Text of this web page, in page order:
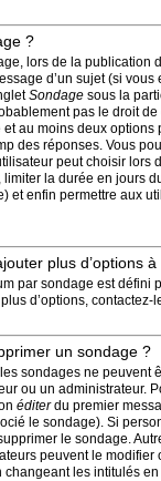
?
lors de la publication
d’un sujet (si vous
Sondage sous la
pas le droit
au moins deux options
des réponses. Vous
peut choisir lors
limiter la durée en jours
et enfin permettre aux
plus d’options
par sondage est défini
d’options, contactez-
un sondage ?
sondages ne peuvent
ou un administrateur.
éditerdu premier
le sondage). Si
le sondage.
peuvent le modifier
les intitulés